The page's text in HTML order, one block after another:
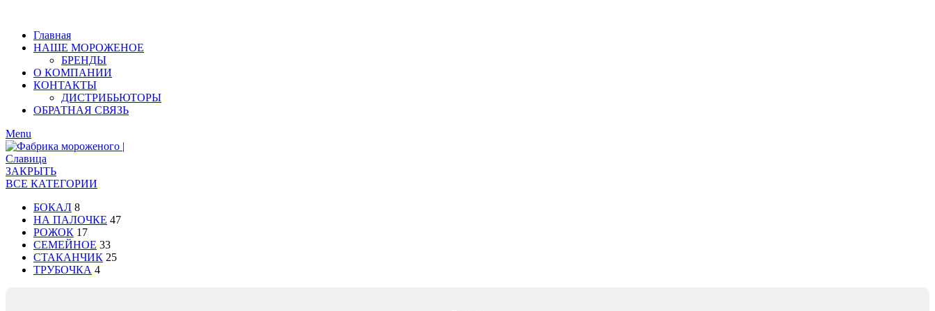
Главная
НАШЕ МОРОЖЕНОЕ
БРЕНДЫ
О КОМПАНИИ
КОНТАКТЫ
ДИСТРИБЬЮТОРЫ
ОБРАТНАЯ СВЯЗЬ
Menu
ЗАКРЫТЬ
ВСЕ КАТЕГОРИИ
БОКАЛ 8
НА ПАЛОЧКЕ 47
РОЖОК 17
СЕМЕЙНОЕ 33
СТАКАНЧИК 25
ТРУБОЧКА 4